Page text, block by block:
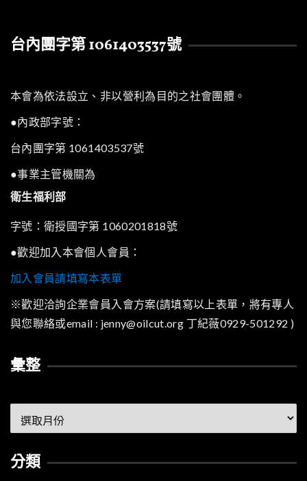
台內團字第 1061403537號
本會為依法設立、非以營利為目的之社會團體。
●內政部字號：
台內團字第 1061403537號
●事業主管機關為
衛生福利部
字號：衛授國字第 1060201818號
●歡迎加入本會個人會員：
加入會員請填寫本表單
※歡迎洽詢企業會員入會方案(請填寫以上表單，將有專人
與您聯絡或email : jenny@oilcut.org 丁紀薇0929-501292 )
彙整
整
分類